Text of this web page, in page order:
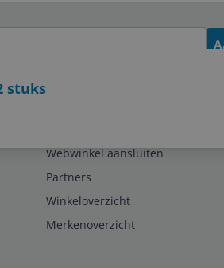
stuks
Webwinkel aansluiten
Partners
Winkeloverzicht
Merkenoverzicht